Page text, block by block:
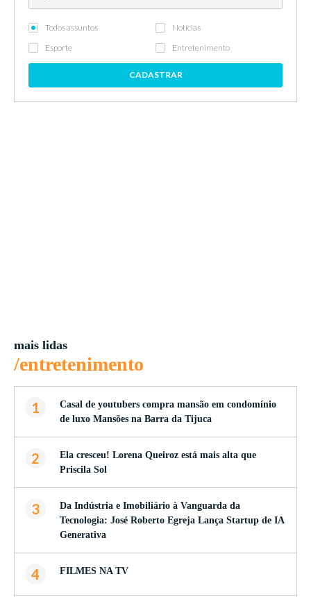
Todos assuntos
Notícias
Esporte
Entretenimento
CADASTRAR
mais lidas
/entretenimento
1
Casal de youtubers compra mansão em condomínio
de luxo Mansões na Barra da Tijuca
2
Ela cresceu! Lorena Queiroz está mais alta que
Priscila Sol
3
Da Indústria e Imobiliário à Vanguarda da
Tecnologia: José Roberto Egreja Lança Startup de IA
Generativa
4 FILMES NA TV